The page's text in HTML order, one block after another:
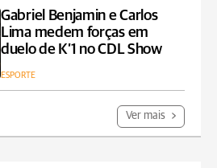
Gabriel Benjamin e Carlos
Lima medem forças em
duelo de K’1 no CDL Show
ESPORTE
Ver mais